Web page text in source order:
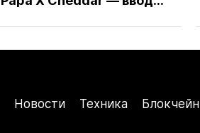
водителя службы
Новости Техника Блокчейн